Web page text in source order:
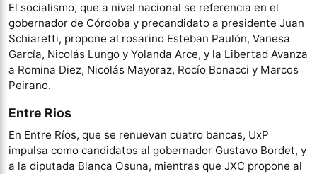
El socialismo, que a nivel nacional se referencia en el
gobernador de Córdoba y precandidato a presidente Juan
Schiaretti, propone al rosarino Esteban Paulón, Vanesa
García, Nicolás Lungo y Yolanda Arce, y la Libertad Avanza
a Romina Diez, Nicolás Mayoraz, Rocío Bonacci y Marcos
Peirano.
Entre Rios
En Entre Ríos, que se renuevan cuatro bancas, UxP
impulsa como candidatos al gobernador Gustavo Bordet, y
a la diputada Blanca Osuna, mientras que JXC propone al